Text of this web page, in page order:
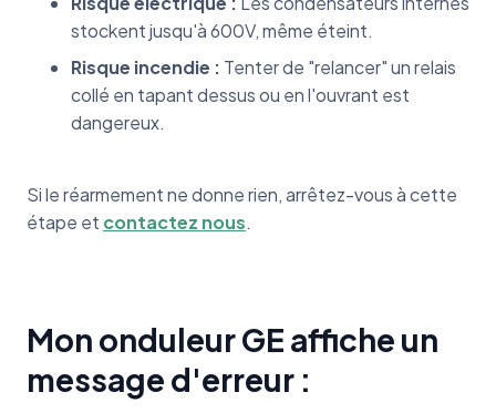
stockent jusqu'à 600V, même éteint.
Risque incendie : Tenter de "relancer" un relais
collé en tapant dessus ou en l'ouvrant est
dangereux.
Si le réarmement ne donne rien, arrêtez-vous à cette
étape et contactez nous.
Mon onduleur GE affiche un
message d'erreur :